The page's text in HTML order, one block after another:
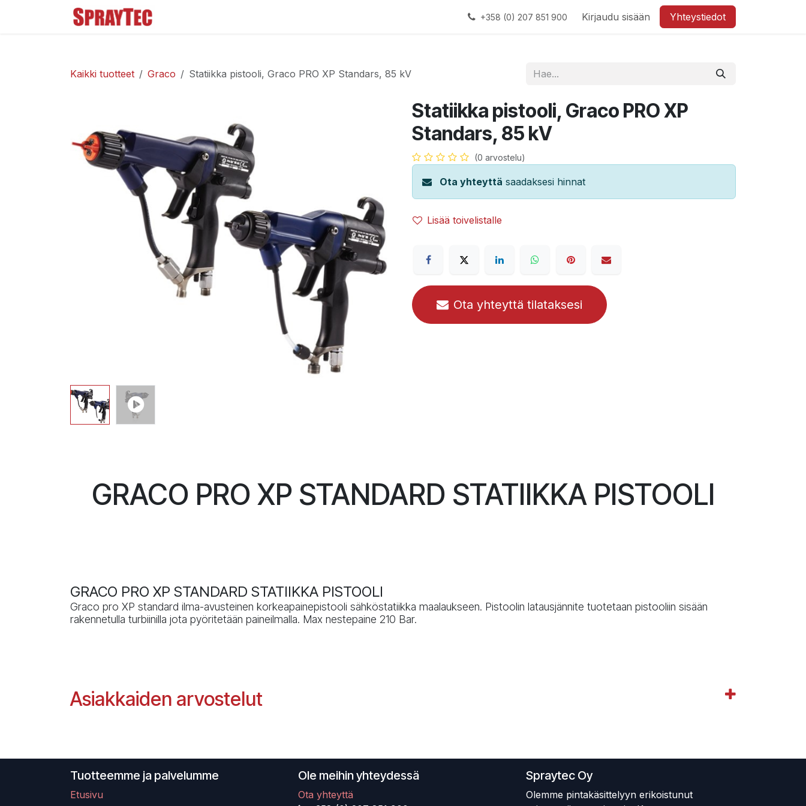
+358 (0) 207 851 900 Kirjaudu sisään Yhteystiedot
Kaikki tuotteet Graco Statiikka pistooli, Graco PRO XP Standars, 85 kV
Statiikka pistooli, Graco PRO XP
Standars, 85 kV
(0 arvostelu)
Ota yhteyttä saadaksesi hinnat
Lisää toivelistalle
Ota yhteyttä tilataksesi
GRACO PRO XP STANDARD STATIIKKA PISTOOLI
GRACO PRO XP STANDARD STATIIKKA PISTOOLI
Graco pro XP standard ilma-avusteinen korkeapainepistooli sähköstatiikka maalaukseen. Pistoolin latausjännite tuotetaan pistooliin sisään
rakennetulla turbiinilla jota pyöritetään paineilmalla. Max nestepaine 210 Bar.
Asiakkaiden arvostelut
Tuotteemme ja palvelumme
Etusivu
Ole meihin yhteydessä
Ota yhteyttä
Spraytec Oy
Olemme pintakäsittelyyn erikoistunut